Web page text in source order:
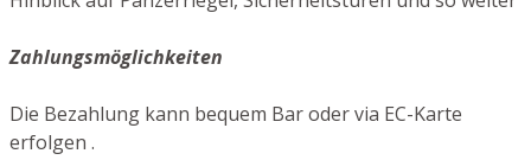
Zahlungsmöglichkeiten
Die Bezahlung kann bequem Bar oder via EC-Karte
erfolgen .